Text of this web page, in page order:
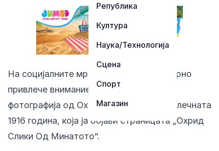
Република
Култура
Наука/Технологија
Сцена
Спорт
Магазин
На социјалните мрежи деновиве повторно
привлече внимание ретка панорамска
фотографија од Охрид направена во далечната
1916 година, која ја објави страницата „Охрид
Слики Од Минатото“.